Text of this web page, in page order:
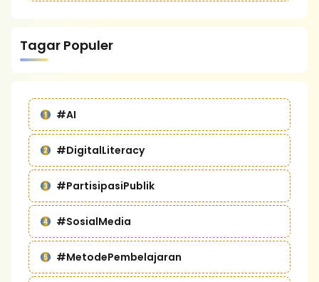
Tagar Populer
#AI
#DigitalLiteracy
#PartisipasiPublik
#SosialMedia
#MetodePembelajaran